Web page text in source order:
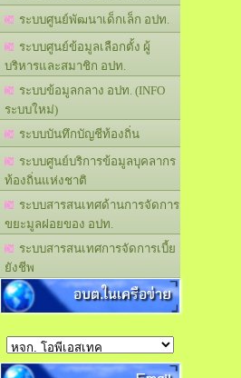
ระบบศูนย์พัฒนาเด็กเล็ก อปท.
ระบบศูนย์ข้อมูลเลือกตั้ง ผู้
บริหารและสมาชิก อปท.
ระบบข้อมูลกลาง อปท. (INFO
ระบบใหม่)
ระบบบันทึกบัญชีท้องถิ่น
ระบบศูนย์บริการข้อมูลบุคลากร
ท้องถิ่นแห่งชาติ
ระบบสารสนเทศด้านการจัดการ
ขยะมูลฝอยของ อปท.
ระบบสารสนเทศการจัดการเบี้ย
ยังชีพ
อบต.ในเครือข่าย